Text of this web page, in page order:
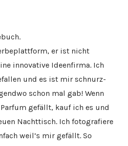
er ist nicht
innovative Ideenfirma. Ich
und es ist mir schnurz-
schon mal gab! Wenn
gefällt, kauf ich es und
Nachttisch. Ich fotografiere
weil’s mir gefällt. So